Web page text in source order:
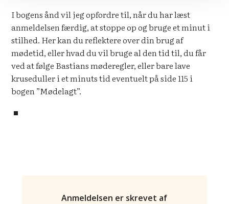
I bogens ånd vil jeg opfordre til, når du har læst
anmeldelsen færdig, at stoppe op og bruge et minut i
stilhed. Her kan du reflektere over din brug af
mødetid, eller hvad du vil bruge al den tid til, du får
ved at følge Bastians møderegler, eller bare lave
kruseduller i et minuts tid eventuelt på side 115 i
bogen ”Mødelagt”.
Anmeldelsen er skrevet af